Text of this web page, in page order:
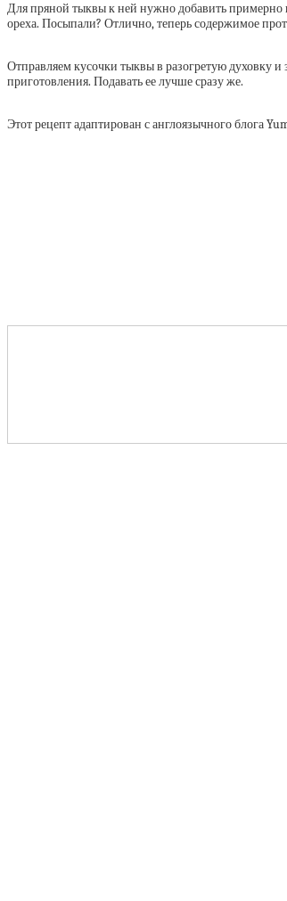
Для пряной тыквы к ней нужно добавить примерно
ореха. Посыпали? Отлично, теперь содержимое
Отправляем кусочки тыквы в разогретую духовку и
приготовления. Подавать ее лучше сразу же.
Этот рецепт адаптирован с англоязычного блога